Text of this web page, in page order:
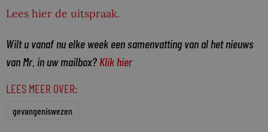
Lees hier de uitspraak.
Wilt u vanaf nu elke week een samenvatting van al het nieuws
van Mr. in uw mailbox? Klik hier
LEES MEER OVER:
gevangeniswezen